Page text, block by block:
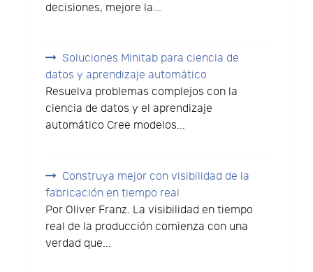
decisiones, mejore la...
Soluciones Minitab para ciencia de
datos y aprendizaje automático
Resuelva problemas complejos con la
ciencia de datos y el aprendizaje
automático Cree modelos...
Construya mejor con visibilidad de la
fabricación en tiempo real
Por Oliver Franz. La visibilidad en tiempo
real de la producción comienza con una
verdad que...